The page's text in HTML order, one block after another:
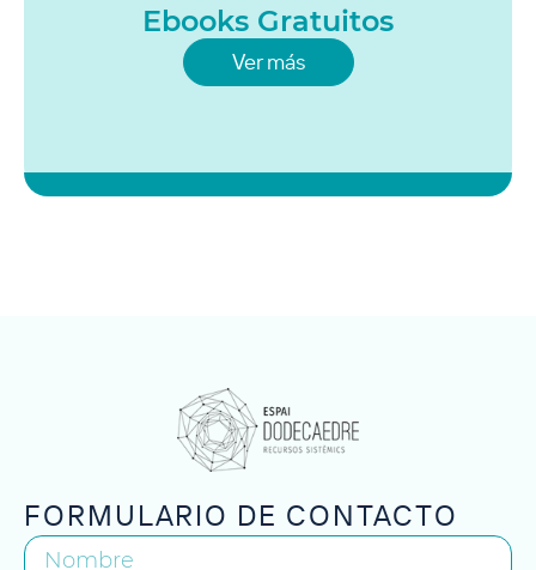
Ebooks Gratuitos
Ver más
FORMULARIO DE CONTACTO